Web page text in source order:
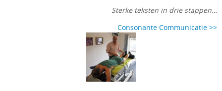
Sterke teksten in drie stappen…
Consonante Communicatie >>